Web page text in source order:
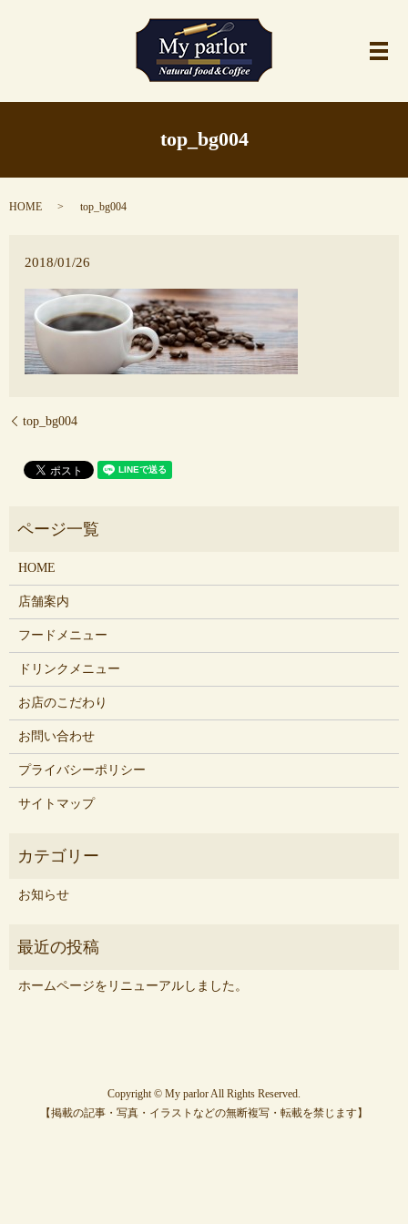
メ
top_bg004
HOME top_bg004
2018/01/26
top_bg004
HOME
店舗案内
フードメニュー
ドリンクメニュー
お店のこだわり
お問い合わせ
プライバシーポリシー
サイトマップ
お知らせ
ホームページをリニューアルしました。
Copyright © My parlor All Rights Reserved.
【掲載の記事・写真・イラストなどの無断複写・転載を禁じます】